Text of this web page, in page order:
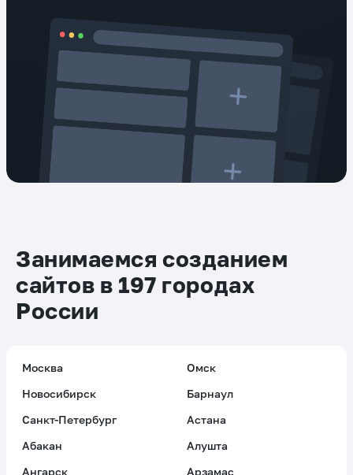
Занимаемся созданием
сайтов в 197 городах
России
Москва
Омск
Новосибирск
Барнаул
Санкт-Петербург
Астана
Абакан
Алушта
Ангарск
Арзамас